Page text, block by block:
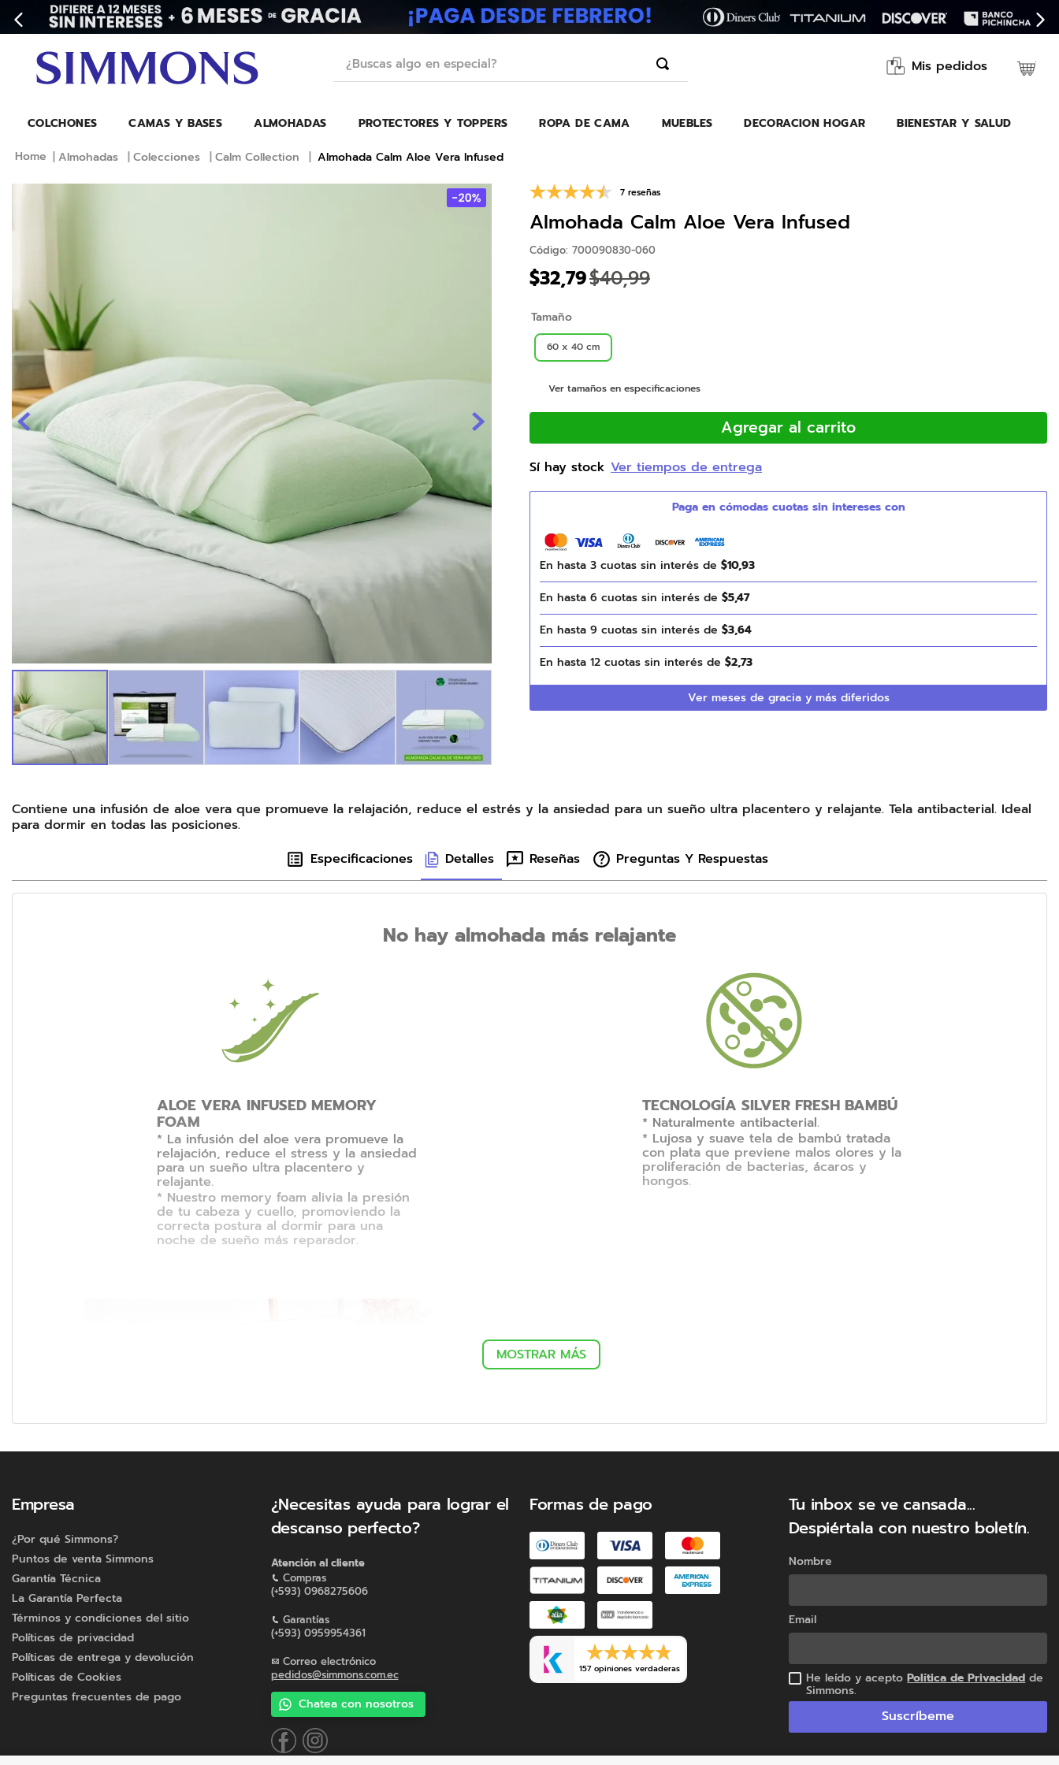
Mis pedidos
COLCHONES CAMAS Y BASES ALMOHADAS PROTECTORES Y TOPPERS ROPA DE CAMA MUEBLES DECORACION HOGAR BIENESTAR Y SALUD
Almohadas Colecciones Calm Collection Almohada Calm Aloe Vera Infused
7 reseñas
Almohada Calm Aloe Vera Infused
Código: 700090830-060
$32,79$40,99
Tamaño
60 x 40 cm
Ver tamaños en especificaciones
Agregar al carrito
Sí hay stock Ver tiempos de entrega
En hasta 3 cuotas sin interés de $10,93
En hasta 6 cuotas sin interés de $5,47
En hasta 9 cuotas sin interés de $3,64
En hasta 12 cuotas sin interés de $2,73
Ver meses de gracia y más diferidos
Contiene una infusión de aloe vera que promueve la relajación, reduce el estrés y la ansiedad para un sueño ultra placentero y relajante. Tela antibacterial. Ideal
para dormir en todas las posiciones.
Especificaciones
Detalles Reseñas Preguntas Y Respuestas
No hay almohada más relajante
ALOE VERA INFUSED MEMORY
FOAM
* La infusión del aloe vera promueve la
relajación, reduce el stress y la ansiedad
para un sueño ultra placentero y
relajante.
* Nuestro memory foam alivia la presión
de tu cabeza y cuello, promoviendo la
correcta postura al dormir para una
noche de sueño más reparador.
TECNOLOGÍA SILVER FRESH BAMBÚ
* Naturalmente antibacterial.
* Lujosa y suave tela de bambú tratada
con plata que previene malos olores y la
proliferación de bacterias, ácaros y
hongos.
COMBATE EL ESTRÉS E INSOMNIO
MOSTRAR MÁS
Empresa
¿Por qué Simmons?
Puntos de venta Simmons
Garantía Técnica
La Garantía Perfecta
Términos y condiciones del sitio
Políticas de privacidad
Políticas de entrega y devolución
Políticas de Cookies
Preguntas frecuentes de pago
¿Necesitas ayuda para lograr el
descanso perfecto?
Atención al cliente
Compras
(+593) 0968275606
Garantías
(+593) 0959954361
Correo electrónico
pedidos@simmons.com.ec
Chatea con nosotros
Formas de pago
157 opiniones verdaderas
Tu inbox se ve cansada...
Despiértala con nuestro boletín.
Nombre
Email
He leído y aceptoPolítica de Privacidad de
Simmons.
Suscríbeme
TÉRMINOS MÁS BUSCADOS
1.
erica
2.
almohada